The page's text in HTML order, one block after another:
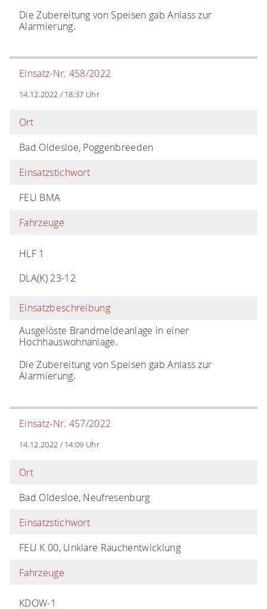
Die Zubereitung von Speisen gab Anlass zur
Alarmierung.
Einsatz-Nr. 458/2022
14.12.2022 / 18:37 Uhr
Ort
Bad Oldesloe, Poggenbreeden
Einsatzstichwort
FEU BMA
Fahrzeuge
HLF 1
DLA(K) 23-12
Einsatzbeschreibung
Ausgelöste Brandmeldeanlage in einer
Hochhauswohnanlage.
Die Zubereitung von Speisen gab Anlass zur
Alarmierung.
Einsatz-Nr. 457/2022
14.12.2022 / 14:09 Uhr
Ort
Bad Oldesloe, Neufresenburg
Einsatzstichwort
FEU K 00, Unklare Rauchentwicklung
Fahrzeuge
KDOW-1